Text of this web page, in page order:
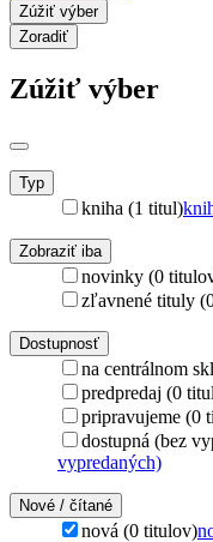
Zúžiť výber
Zoradiť
Zúžiť výber
Typ
kniha (1 titul)
Zobraziť iba
novinky (0
zľavnené tituly
Dostupnosť
na centrálnom
predpredaj (0
pripravujeme (0
dostupná (bez
vypredaných)
Nové / čítané
nová (0 titulov)